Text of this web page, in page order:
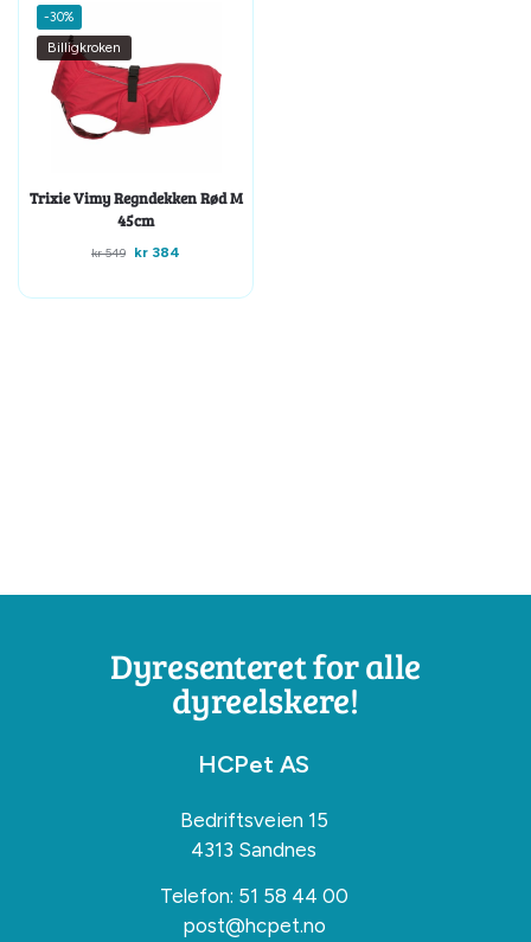
-30%
Billigkroken
Trixie Vimy Regndekken Rød M
45cm
kr549 kr 384
Dyresenteret for alle
dyreelskere!
HCPet AS
Bedriftsveien 15
4313 Sandnes
Telefon: 51 58 44 00
post@hcpet.no